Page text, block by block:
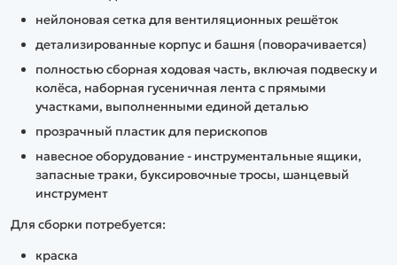
нейлоновая сетка для вентиляционных решёток
детализированные корпус и башня (поворачивается)
полностью сборная ходовая часть, включая подвеску и
колёса, наборная гусеничная лента с прямыми
участками, выполненными единой деталью
прозрачный пластик для перископов
навесное оборудование - инструментальные ящики,
запасные траки, буксировочные тросы, шанцевый
инструмент
Для сборки потребуется:
краска